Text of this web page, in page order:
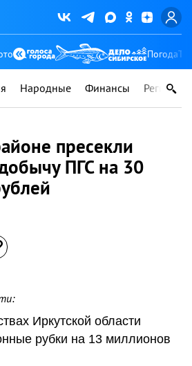
Погода
Народные Финансы Регионы
пресекли
ПГС на 30
Иркутской области
рубки на 13 миллионов